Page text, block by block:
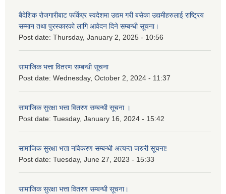
बैदेशिक रोजगारीबाट फर्किएर स्वदेशमा उद्यम गरी बसेका उद्यमीहरुलाई राष्‍ट्रिय
सम्मान तथा पुरस्कारको लागि आवेदन दिने सम्बन्धी सूचना।
Post date: Thursday, January 2, 2025 - 10:56
सामाजिक भत्ता वितरण सम्बन्धी सूचना
Post date: Wednesday, October 2, 2024 - 11:37
सामाजिक सुरक्षा भत्ता वितरण सम्बन्धी सूचना ।
Post date: Tuesday, January 16, 2024 - 15:42
सामाजिक सुरक्षा भत्ता नविकरण सम्बन्धी अत्यन्त जरुरी सूचना!
Post date: Tuesday, June 27, 2023 - 15:33
सामाजिक सुरक्षा भत्ता वितरण सम्बन्धी सूचना।